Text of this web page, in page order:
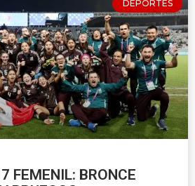
DEPORTES
FEMENIL: BRONCE